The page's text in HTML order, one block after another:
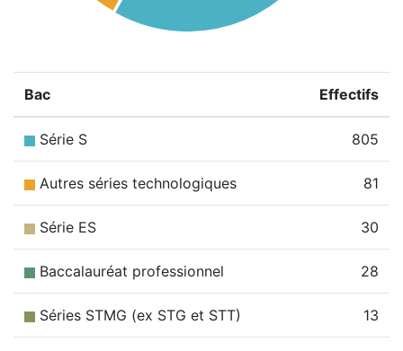
Bac Effectifs
Série S 805
Autres séries technologiques 81
Série ES 30
Baccalauréat professionnel 28
Séries STMG (ex STG et STT) 13